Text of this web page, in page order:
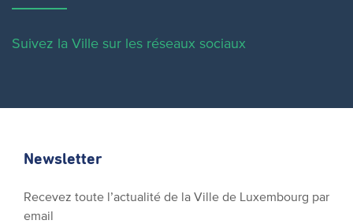
Suivez la Ville sur les réseaux sociaux
Newsletter
Recevez toute l’actualité de la Ville de Luxembourg par
email